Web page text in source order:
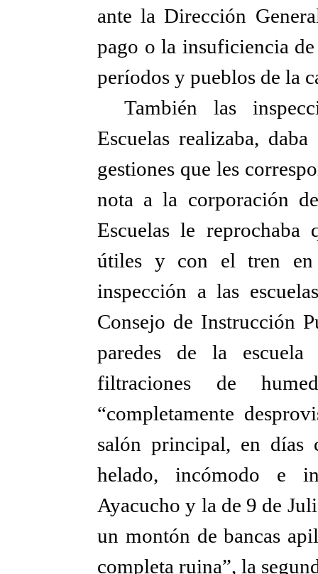
ante la Dirección
pago o la insuficiencia
períodos y pueblos de la
También las
Escuelas realizaba,
gestiones que les
nota a la corporación
Escuelas le reprochaba
útiles y con el tren en
inspección a las
Consejo de Instrucción
paredes de la
filtraciones de
“completamente
salón principal, en días
helado, incómodo e
Ayacucho y la de 9 de
un montón de bancas
completa ruina”, la